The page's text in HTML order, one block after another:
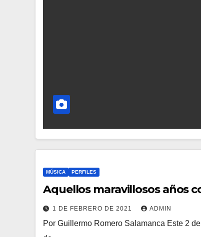
MÚSICA PERFILES
Aquellos maravillosos años
1 DE FEBRERO DE 2021 ADMIN
Por Guillermo Romero Salamanca Este 2